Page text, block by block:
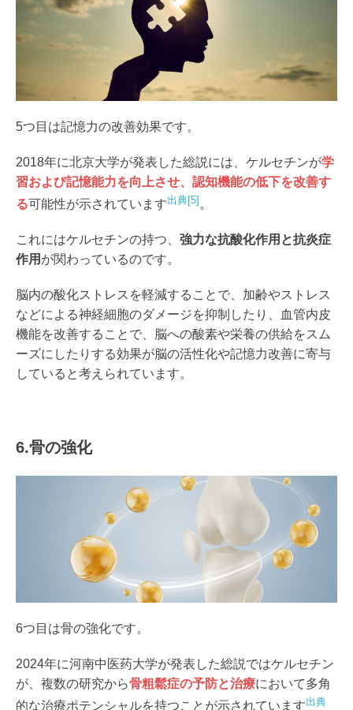
5つ目は記憶力の改善効果です。
2018年に北京大学が発表した総説には、ケルセチンが学
習および記憶能力を向上させ、認知機能の低下を改善す
る可能性が示されています出典[5] 。
これにはケルセチンの持つ、 強力な抗酸化作用と抗炎症
作用 が関わっているのです。
脳内の酸化ストレスを軽減することで、加齢やストレス
などによる神経細胞のダメージを抑制したり、血管内皮
機能を改善することで、脳への酸素や栄養の供給をスム
ーズにしたりする効果が脳の活性化や記憶力改善に寄与
していると考えられています。
6.骨の強化
6つ目は骨の強化です。
2024年に河南中医药大学が発表した総説ではケルセチン
が、複数の研究から骨粗鬆症の予防と治療において多角
的な治療ポテンシャルを持つことが示されています出典